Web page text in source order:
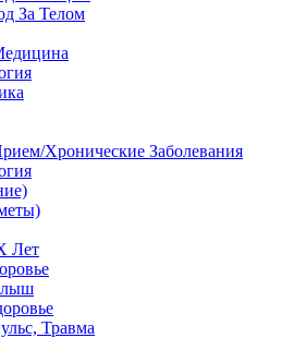
За Телом
Хронические Заболевания
Лет
Травма